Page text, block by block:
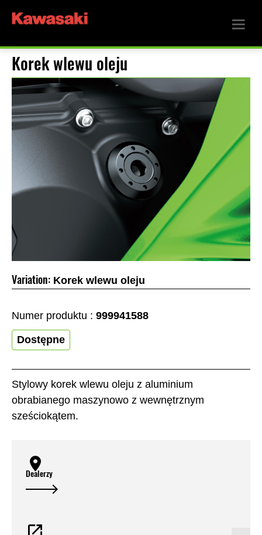
Korek wlewu oleju
Stylowy korek wlewu oleju z aluminium
obrabianego maszynowo z wewnętrznym
sześciokątem.
Variation: Korek wlewu oleju
Numer produktu : 999941588
Dostępne
Dealerzy